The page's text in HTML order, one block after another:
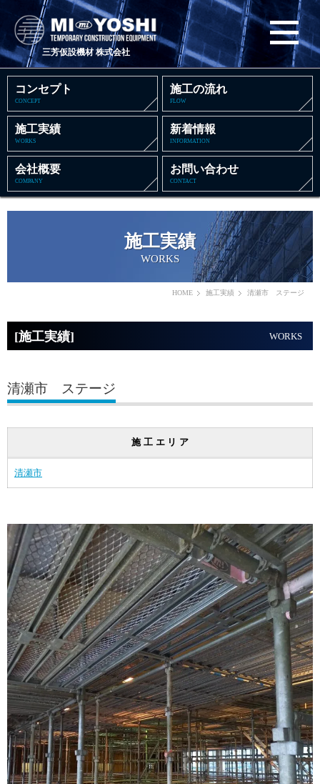
三芳仮設機材 株式会社
コンセプト
CONCEPT
施工の流れ
FLOW
施工実績
WORKS
新着情報
INFORMATION
会社概要
COMPANY
お問い合わせ
CONTACT
施工実績
WORKS
HOME 施工実績 清瀬市 ステージ
[施工実績] WORKS
清瀬市 ステージ
施工エリア
清瀬市